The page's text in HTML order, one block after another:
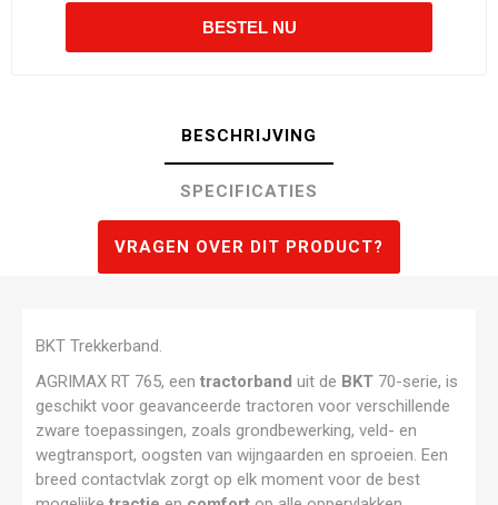
BESCHRIJVING
SPECIFICATIES
VRAGEN OVER DIT PRODUCT?
BKT Trekkerband.
AGRIMAX RT 765, eentractorband uit de BKT 70-serie, is
geschikt voor geavanceerde tractoren voor verschillende
zware toepassingen, zoals grondbewerking, veld- en
wegtransport, oogsten van wijngaarden en sproeien. Een
breed contactvlak zorgt op elk moment voor de best